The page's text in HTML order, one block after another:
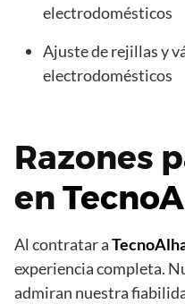
electrodomésticos
Ajuste de rejillas y
electrodomésticos
Razones
en
Al contratar a
experiencia completa.
admiran nuestra